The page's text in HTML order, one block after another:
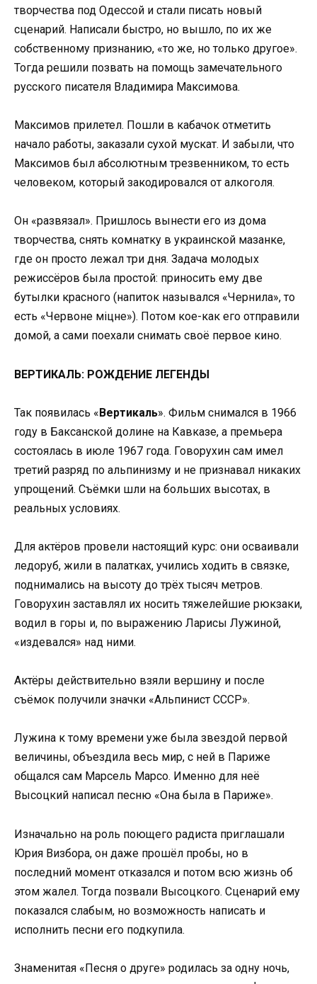
творчества под Одессой и стали писать новый
сценарий. Написали быстро, но вышло, по их же
собственному признанию, «то же, но только другое».
Тогда решили позвать на помощь замечательного
русского писателя Владимира Максимова.
Максимов прилетел. Пошли в кабачок отметить
начало работы, заказали сухой мускат. И забыли, что
Максимов был абсолютным трезвенником, то есть
человеком, который закодировался от алкоголя.
Он «развязал». Пришлось вынести его из дома
творчества, снять комнатку в украинской мазанке,
где он просто лежал три дня. Задача молодых
режиссёров была простой: приносить ему две
бутылки красного (напиток назывался «Чернила», то
есть «Червоне міцне»). Потом кое-как его отправили
домой, а сами поехали снимать своё первое кино.
ВЕРТИКАЛЬ: РОЖДЕНИЕ ЛЕГЕНДЫ
Так появилась «Вертикаль». Фильм снимался в 1966
году в Баксанской долине на Кавказе, а премьера
состоялась в июле 1967 года. Говорухин сам имел
третий разряд по альпинизму и не признавал никаких
упрощений. Съёмки шли на больших высотах, в
реальных условиях.
Для актёров провели настоящий курс: они осваивали
ледоруб, жили в палатках, учились ходить в связке,
поднимались на высоту до трёх тысяч метров.
Говорухин заставлял их носить тяжелейшие рюкзаки,
водил в горы и, по выражению Ларисы Лужиной,
«издевался» над ними.
Актёры действительно взяли вершину и после
съёмок получили значки «Альпинист СССР».
Лужина к тому времени уже была звездой первой
величины, объездила весь мир, с ней в Париже
общался сам Марсель Марсо. Именно для неё
Высоцкий написал песню «Она была в Париже».
Изначально на роль поющего радиста приглашали
Юрия Визбора, он даже прошёл пробы, но в
последний момент отказался и потом всю жизнь об
этом жалел. Тогда позвали Высоцкого. Сценарий ему
показался слабым, но возможность написать и
исполнить песни его подкупила.
Знаменитая «Песня о друге» родилась за одну ночь,